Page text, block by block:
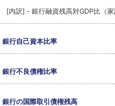
[内訳] - 銀行融資残高対GDP比（家
銀行自己資本比率
銀行不良債権比率
銀行の国際取引債権残高